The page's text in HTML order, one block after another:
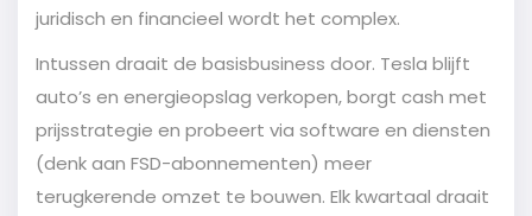
juridisch en financieel wordt het complex.
Intussen draait de basisbusiness door. Tesla blijft
auto’s en energieopslag verkopen, borgt cash met
prijsstrategie en probeert via software en diensten
(denk aan FSD-abonnementen) meer
terugkerende omzet te bouwen. Elk kwartaal draait